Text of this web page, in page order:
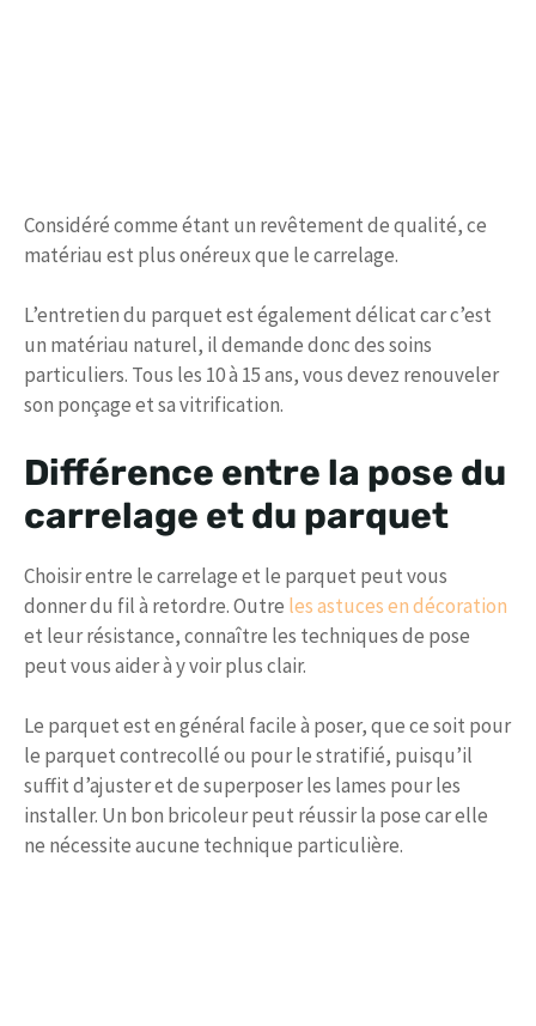
Considéré comme étant un revêtement de qualité, ce
matériau est plus onéreux que le carrelage.
L’entretien du parquet est également délicat car c’est
un matériau naturel, il demande donc des soins
particuliers. Tous les 10 à 15 ans, vous devez renouveler
son ponçage et sa vitrification.
Différence entre la pose du
carrelage et du parquet
Choisir entre le carrelage et le parquet peut vous
donner du fil à retordre. Outre les astuces en décoration
et leur résistance, connaître les techniques de pose
peut vous aider à y voir plus clair.
Le parquet est en général facile à poser, que ce soit pour
le parquet contrecollé ou pour le stratifié, puisqu’il
suffit d’ajuster et de superposer les lames pour les
installer. Un bon bricoleur peut réussir la pose car elle
ne nécessite aucune technique particulière.